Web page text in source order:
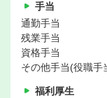
手当
通勤手当
残業手当
資格手当
その他手当(役職手
福利厚生